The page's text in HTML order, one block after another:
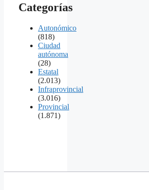
Categorías
Autonómico
(818)
Ciudad
autónoma
(28)
Estatal
(2.013)
Infraprovincial
(3.016)
Provincial
(1.871)